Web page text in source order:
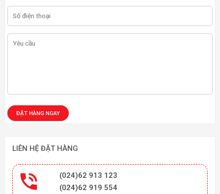
LIÊN HỆ ĐẶT HÀNG

(024)62 913 123
(024)62 919 554